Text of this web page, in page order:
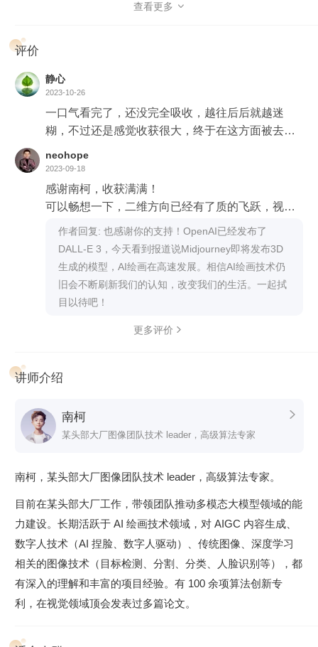
点击下方视频，欣赏 AI 画师的多元能力。
课程分为四个模块。
热身篇
开启 AI 绘画旅程，带你熟悉各种 AI 绘画工具与模型，带你安
装和部署 WebUI，体验 Midjourney 和 LoRA 的玩法，探索 AI
绘画的无限潜能。
查看更多 
评价
静心
2023-10-26
一口气看完了，还没完全吸收，越往后后就越迷
糊，不过还是感觉收获很大，终于在这方面被去小
我想说：南柯老师的这门课，不管是从课程的选题
方面，还是从内容的条理性方面，还是知识的厚度
能触发人的进一步思考，可以说是目前我见过的AI
方面最好的课程。
加油！期待看到加餐，跟进最新进展并补充一些亮
点或细节。
neohope
2023-09-18
感谢南柯，收获满满！
可以畅想一下，二维方向已经有了质的飞跃，视频
和三维也在崭露头角，希望后面可以和AR、VR、
MR、XR快速结合，突破次元，改变人们的生活方
式。
作者回复: 也感谢你的支持！OpenAI已经发布了
DALL-E 3，今天看到报道说Midjourney即将发布3D
生成的模型，AI绘画在高速发展。相信AI绘画技术仍
旧会不断刷新我们的认知，改变我们的生活。一起拭
目以待吧！
更多评价 
讲师介绍
南柯
某头部大厂图像团队技术 leader，高级算法专家

南柯，某头部大厂图像团队技术 leader，高级算法专家。
目前在某头部大厂工作，带领团队推动多模态大模型领域的能
力建设。长期活跃于 AI 绘画技术领域，对 AIGC 内容生成、
数字人技术（AI 捏脸、数字人驱动）、传统图像、深度学习
相关的图像技术（目标检测、分割、分类、人脸识别等），都
有深入的理解和丰富的项目经验。有 100 余项算法创新专
利，在视觉领域顶会发表过多篇论文。